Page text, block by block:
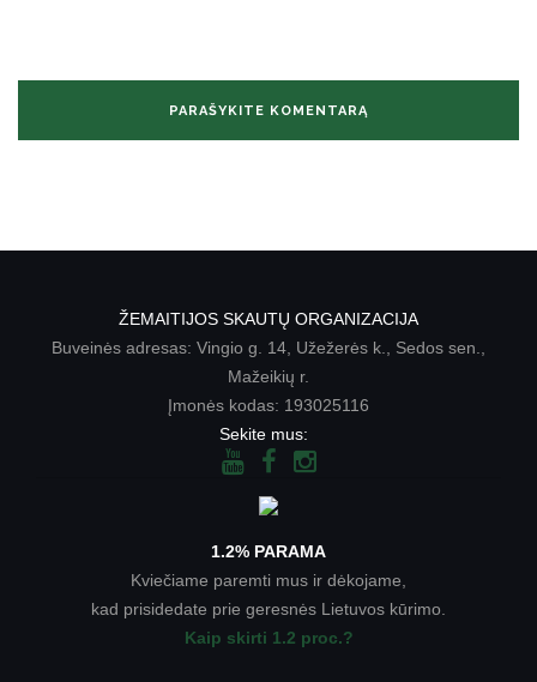
ŽEMAITIJOS SKAUTŲ ORGANIZACIJA
Buveinės adresas: Vingio g. 14, Užežerės k., Sedos sen.,
Mažeikių r.
Įmonės kodas: 193025116
Sekite mus:
1.2% PARAMA
Kviečiame paremti mus ir dėkojame,
kad prisidedate prie geresnės Lietuvos kūrimo.
Kaip skirti 1.2 proc.?